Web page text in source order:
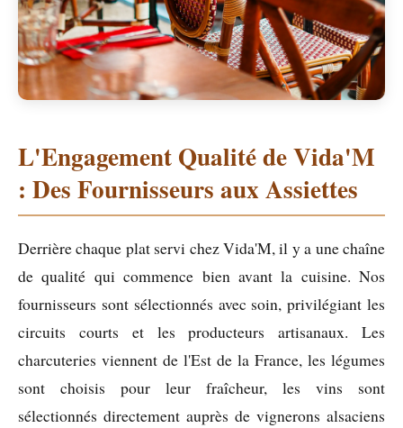
L'Engagement Qualité de Vida'M
: Des Fournisseurs aux Assiettes
Derrière chaque plat servi chez Vida'M, il y a une chaîne
de qualité qui commence bien avant la cuisine. Nos
fournisseurs sont sélectionnés avec soin, privilégiant les
circuits courts et les producteurs artisanaux. Les
charcuteries viennent de l'Est de la France, les légumes
sont choisis pour leur fraîcheur, les vins sont
sélectionnés directement auprès de vignerons alsaciens